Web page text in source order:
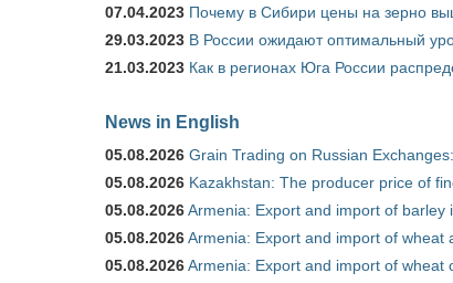
07.04.2023 Почему в Сибири цены на зерно
29.03.2023 В России ожидают оптимальный
21.03.2023 Как в регионах Юга России
News in English
05.08.2026 Grain Trading on Russian
05.08.2026 Kazakhstan: The producer price of
05.08.2026Armenia: Export and import of barley
05.08.2026Armenia: Export and import of wheat
05.08.2026Armenia: Export and import of wheat